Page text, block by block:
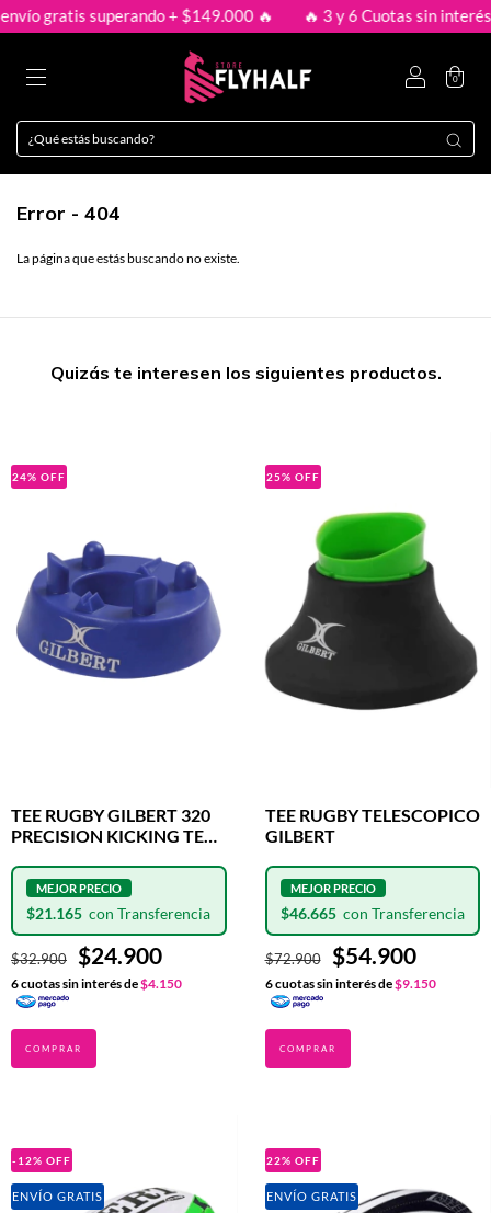
gratis superando + $149.000 🔥 🔥 3 y 6 Cuotas sin interés
0
Error - 404
La página que estás buscando no existe.
Quizás te interesen los siguientes productos.
24% OFF
TEE RUGBY GILBERT 320
PRECISION KICKING TEE
$32.900 $24.900
$21.165
6cuotas sin interés de$4.150
25% OFF
TEE RUGBY TELESCOPICO
GILBERT
$72.900 $54.900
$46.665
6cuotas sin interés de$9.150
-12% OFF
ENVÍO GRATIS
22% OFF
ENVÍO GRATIS